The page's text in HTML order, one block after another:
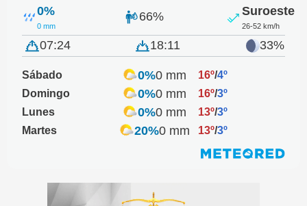
0%
0 mm
66% Suroeste
26-52 km/h
07:24 18:11 33%
Sábado 0%0 mm 16º/4º
Domingo
0%0 mm 16º/3º
Lunes
0%0 mm 13º/3º
Martes
20%0 mm 13º/3º